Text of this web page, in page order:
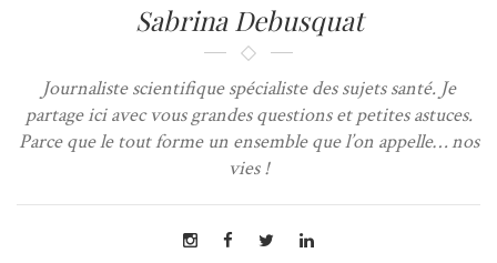
Sabrina Debusquat
Journaliste scientifique spécialiste des sujets santé. Je
partage ici avec vous grandes questions et petites astuces.
Parce que le tout forme un ensemble que l’on appelle… nos
vies !